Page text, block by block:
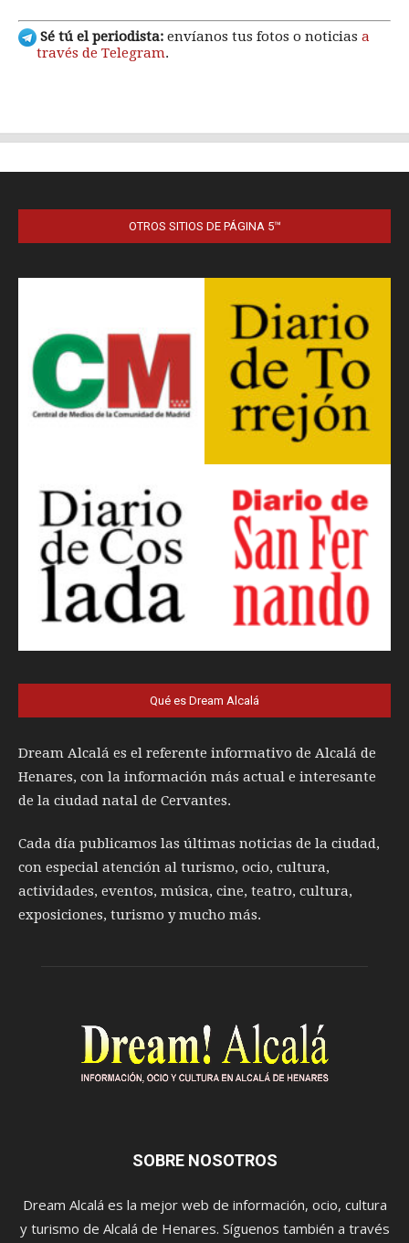
OTROS SITIOS DE PÁGINA 5™
Qué es Dream Alcalá
Dream Alcalá es el referente informativo de Alcalá de
Henares, con la información más actual e interesante
de la ciudad natal de Cervantes.
Cada día publicamos las últimas noticias de la ciudad,
con especial atención al turismo, ocio, cultura,
actividades, eventos, música, cine, teatro, cultura,
exposiciones, turismo y mucho más.
SOBRE NOSOTROS
Dream Alcalá es la mejor web de información, ocio, cultura
y turismo de Alcalá de Henares. Síguenos también a través